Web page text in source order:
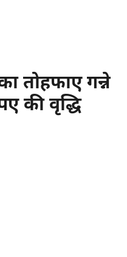
तोहफाए गन्ने
की वृद्धि